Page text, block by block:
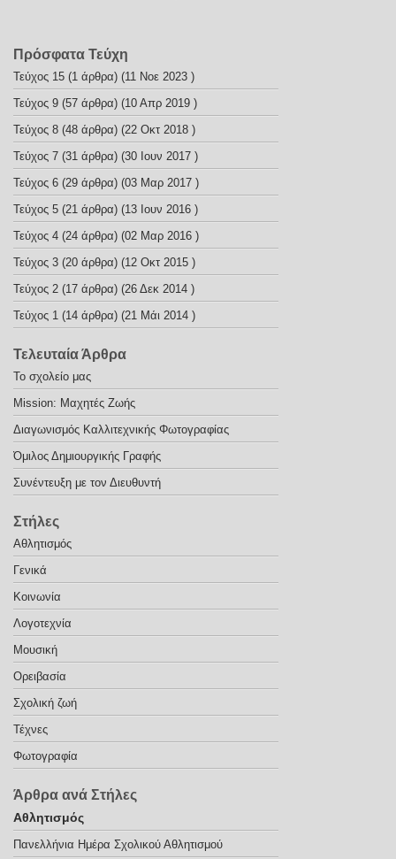
Πρόσφατα Τεύχη
Τεύχος 15 (1 άρθρα) (11 Νοε 2023 )
Τεύχος 9 (57 άρθρα) (10 Απρ 2019 )
Τεύχος 8 (48 άρθρα) (22 Οκτ 2018 )
Τεύχος 7 (31 άρθρα) (30 Ιουν 2017 )
Τεύχος 6 (29 άρθρα) (03 Μαρ 2017 )
Τεύχος 5 (21 άρθρα) (13 Ιουν 2016 )
Τεύχος 4 (24 άρθρα) (02 Μαρ 2016 )
Τεύχος 3 (20 άρθρα) (12 Οκτ 2015 )
Τεύχος 2 (17 άρθρα) (26 Δεκ 2014 )
Τεύχος 1 (14 άρθρα) (21 Μάι 2014 )
Τελευταία Άρθρα
Το σχολείο μας
Mission: Μαχητές Ζωής
Διαγωνισμός Καλλιτεχνικής Φωτογραφίας
Όμιλος Δημιουργικής Γραφής
Συνέντευξη με τον Διευθυντή
Στήλες
Αθλητισμός
Γενικά
Κοινωνία
Λογοτεχνία
Μουσική
Ορειβασία
Σχολική ζωή
Τέχνες
Φωτογραφία
Άρθρα ανά Στήλες
Αθλητισμός
Πανελλήνια Ημέρα Σχολικού Αθλητισμού